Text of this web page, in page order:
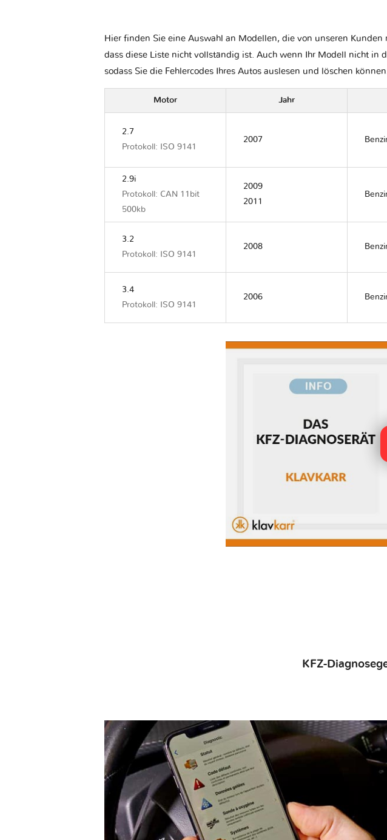
Hier finden Sie eine Auswahl an Modellen, die von unseren
dass diese Liste nicht vollständig ist. Auch wenn Ihr Modell nicht in
sodass Sie die Fehlercodes Ihres Autos auslesen und löschen
Motor Jahr
2.7
Protokoll: ISO 9141
2007
2.9i
Protokoll: CAN 11bit
500kb
2009
2011
3.2
Protokoll: ISO 9141
2008
3.4
Protokoll: ISO 9141
2006
KFZ-